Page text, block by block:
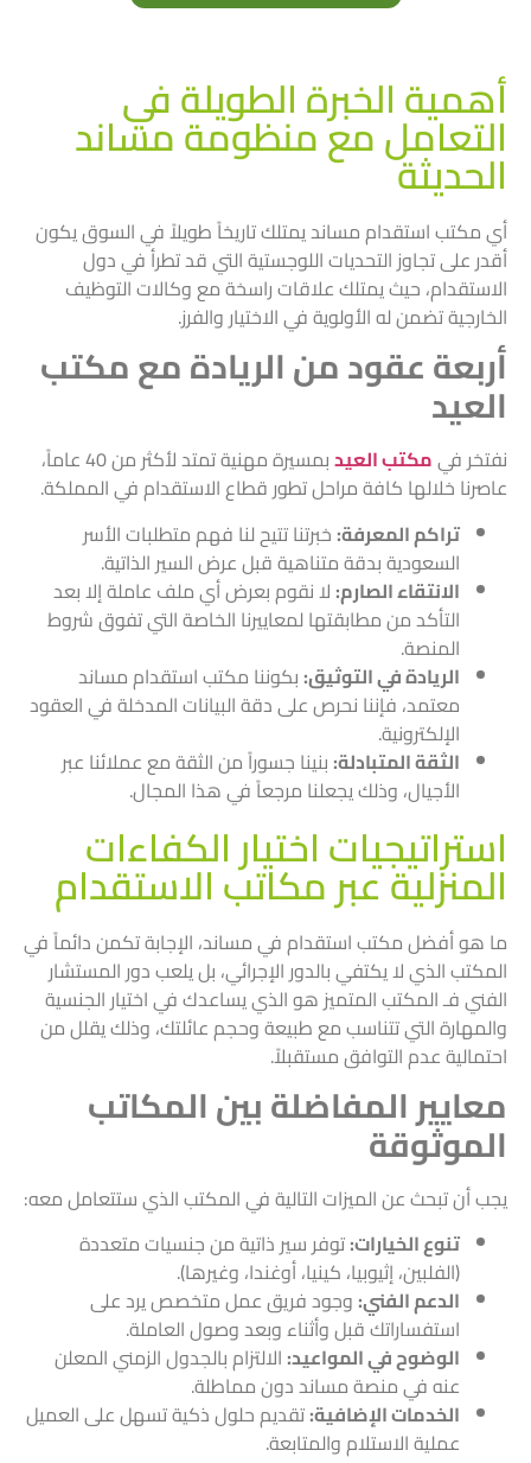
أهمية الخبرة الطويلة في
التعامل مع منظومة مساند
الحديثة
أي مكتب استقدام مساند يمتلك تاريخاً طويلاً في السوق يكون
أقدر على تجاوز التحديات اللوجستية التي قد تطرأ في دول
الاستقدام، حيث يمتلك علاقات راسخة مع وكالات التوظيف
الخارجية تضمن له الأولوية في الاختيار والفرز.
أربعة عقود من الريادة مع مكتب
العيد
نفتخر فيمكتب العيد
بمسيرة مهنية تمتد لأكثر من 40 عاماً،
عاصرنا خلالها كافة مراحل تطور قطاع الاستقدام في المملكة.
تراكم المعرفة:خبرتنا تتيح لنا فهم متطلبات الأسر
السعودية بدقة متناهية قبل عرض السير الذاتية.
الانتقاء الصارم:لا نقوم بعرض أي ملف عاملة إلا بعد
التأكد من مطابقتها لمعاييرنا الخاصة التي تفوق شروط
المنصة.
الريادة في التوثيق:بكوننا مكتب استقدام مساند
معتمد، فإننا نحرص على دقة البيانات المدخلة في العقود
الإلكترونية.
الثقة المتبادلة:بنينا جسوراً من الثقة مع عملائنا عبر
الأجيال، وذلك يجعلنا مرجعاً في هذا المجال.
استراتيجيات اختيار الكفاءات
المنزلية عبر مكاتب الاستقدام
ما هو أفضل مكتب استقدام في مساند، الإجابة تكمن دائماً في
المكتب الذي لا يكتفي بالدور الإجرائي، بل يلعب دور المستشار
الفني فـ المكتب المتميز هو الذي يساعدك في اختيار الجنسية
والمهارة التي تتناسب مع طبيعة وحجم عائلتك، وذلك يقلل من
احتمالية عدم التوافق مستقبلاً.
معايير المفاضلة بين المكاتب
الموثوقة
يجب أن تبحث عن الميزات التالية في المكتب الذي ستتعامل معه:
تنوع الخيارات:توفر سير ذاتية من جنسيات متعددة
(الفلبين، إثيوبيا، كينيا، أوغندا، وغيرها).
الدعم الفني:وجود فريق عمل متخصص يرد على
استفساراتك قبل وأثناء وبعد وصول العاملة.
الوضوح في المواعيد:الالتزام بالجدول الزمني المعلن
عنه في منصة مساند دون مماطلة.
الخدمات الإضافية:تقديم حلول ذكية تسهل على العميل
عملية الاستلام والمتابعة.